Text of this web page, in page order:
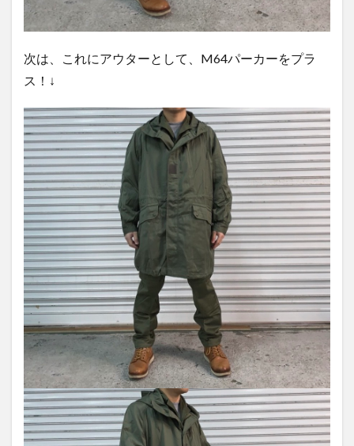
次は、これにアウターとして、M64パーカーをプラ
ス！↓